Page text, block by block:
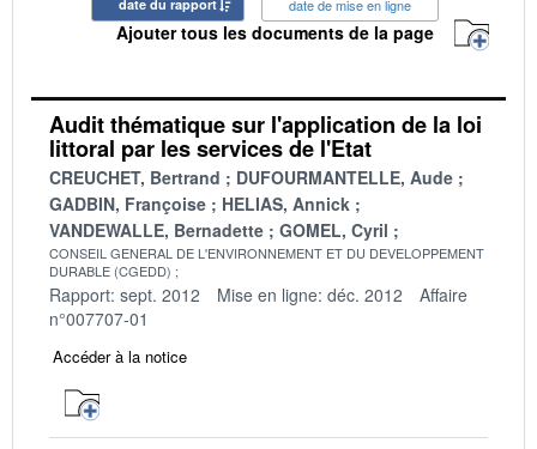
date du rapport date de mise en ligne
Ajouter tous les documents de la page
Audit thématique sur l'application de la loi
littoral par les services de l'Etat
CREUCHET, Bertrand
DUFOURMANTELLE, Aude
GADBIN, Françoise
HELIAS, Annick
VANDEWALLE, Bernadette
GOMEL, Cyril
CONSEIL GENERAL DE L'ENVIRONNEMENT ET DU DEVELOPPEMENT
DURABLE (CGEDD)
Rapport: sept. 2012 Mise en ligne: déc. 2012
Affaire
n°007707-01
Accéder à la notice